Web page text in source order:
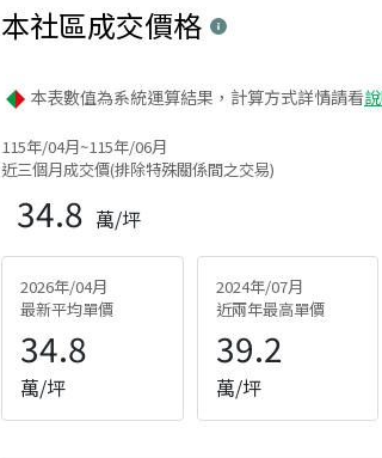
本社區成交價格
本表數值為系統運算結果，計算方式詳情請看
115年/04月~115年/06月
近三個月成交價(排除特殊關係間之交易)
34.8 萬/坪
2026年/04月
最新平均單價
34.8
萬/坪
2024年/07月
近兩年最高單價
39.2
萬/坪